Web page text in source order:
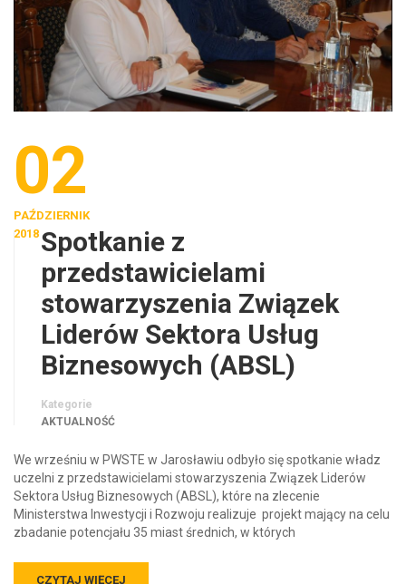
02
PAŹDZIERNIK
2018 Spotkanie z
przedstawicielami
stowarzyszenia Związek
Liderów Sektora Usług
Biznesowych (ABSL)
Kategorie
AKTUALNOŚĆ
We wrześniu w PWSTE w Jarosławiu odbyło się spotkanie władz
uczelni z przedstawicielami stowarzyszenia Związek Liderów
Sektora Usług Biznesowych (ABSL), które na zlecenie
Ministerstwa Inwestycji i Rozwoju realizuje projekt mający na celu
zbadanie potencjału 35 miast średnich, w których
CZYTAJ WIĘCEJ